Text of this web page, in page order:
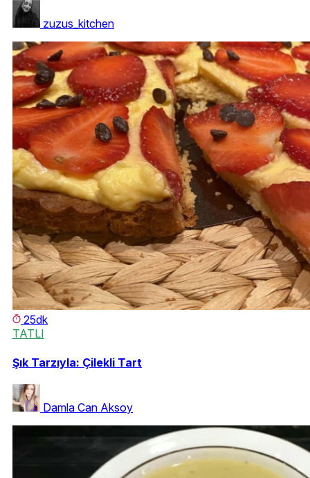
zuzus_kitchen
25dk
TATLI
Şık Tarzıyla: Çilekli Tart
Damla Can Aksoy